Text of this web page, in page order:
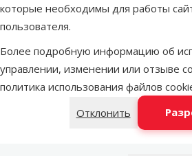
которые необходимы для работы
пользователя.
Более подробную информацию об
управлении, изменении или отзыве
политика использования файлов
Отклонить